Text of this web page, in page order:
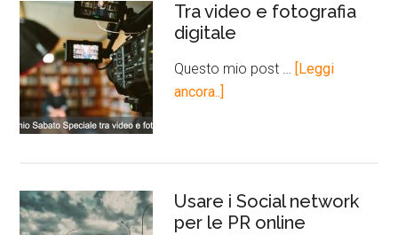
Tra video e fotografia
digitale
Questo mio post …
[Leggi
ancora..]
Usare i Social network
per le PR online